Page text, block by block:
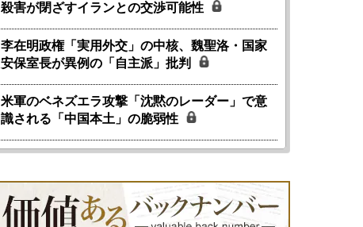
殺害が閉ざすイランとの交渉可能性
李在明政権「実用外交」の中核、魏聖洛・国家
安保室長が異例の「自主派」批判
米軍のベネズエラ攻撃「沈黙のレーダー」で意
識される「中国本土」の脆弱性